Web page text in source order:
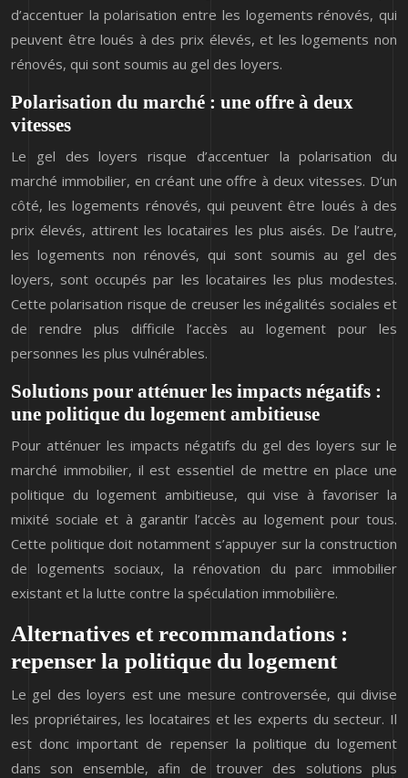
d’accentuer la polarisation entre les logements rénovés, qui
peuvent être loués à des prix élevés, et les logements non
rénovés, qui sont soumis au gel des loyers.
Polarisation du marché : une offre à deux
vitesses
Le gel des loyers risque d’accentuer la polarisation du
marché immobilier, en créant une offre à deux vitesses. D’un
côté, les logements rénovés, qui peuvent être loués à des
prix élevés, attirent les locataires les plus aisés. De l’autre,
les logements non rénovés, qui sont soumis au gel des
loyers, sont occupés par les locataires les plus modestes.
Cette polarisation risque de creuser les inégalités sociales et
de rendre plus difficile l’accès au logement pour les
personnes les plus vulnérables.
Solutions pour atténuer les impacts négatifs :
une politique du logement ambitieuse
Pour atténuer les impacts négatifs du gel des loyers sur le
marché immobilier, il est essentiel de mettre en place une
politique du logement ambitieuse, qui vise à favoriser la
mixité sociale et à garantir l’accès au logement pour tous.
Cette politique doit notamment s’appuyer sur la construction
de logements sociaux, la rénovation du parc immobilier
existant et la lutte contre la spéculation immobilière.
Alternatives et recommandations :
repenser la politique du logement
Le gel des loyers est une mesure controversée, qui divise
les propriétaires, les locataires et les experts du secteur. Il
est donc important de repenser la politique du logement
dans son ensemble, afin de trouver des solutions plus